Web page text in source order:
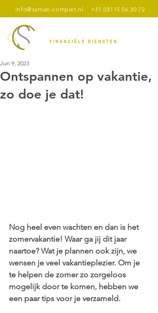
info@saman-compiet.nl +31 (0)115 56 30 72
Ontspannen op vakantie,
zo doe je dat!
Jun 9, 2023
Nog heel even wachten en dan is het
zomervakantie! Waar ga jij dit jaar
naartoe? Wat je plannen ook zijn, we
wensen je veel vakantieplezier. Om je
te helpen de zomer zo zorgeloos
mogelijk door te komen, hebben we
een paar tips voor je verzameld.